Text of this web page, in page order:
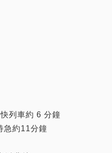
列車約 6 分鐘
急約11分鐘